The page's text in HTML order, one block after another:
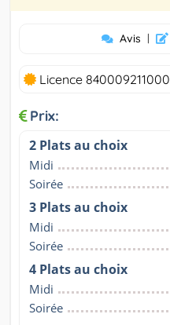
Avis |
Licence
Prix:
2 Plats au choix
Midi
Soirée
3 Plats au choix
Midi
Soirée
4 Plats au choix
Midi
Soirée